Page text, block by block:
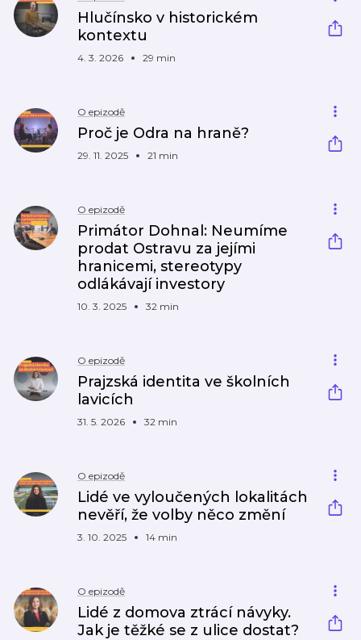
Hlučínsko v historickém
kontextu
4. 3. 2026 29 min
O epizodě
Proč je Odra na hraně?
29. 11. 2025 21 min
O epizodě
Primátor Dohnal: Neumíme
prodat Ostravu za jejími
hranicemi, stereotypy
odlákávají investory
10. 3. 2025 32 min
O epizodě
Prajzská identita ve školních
lavicích
31. 5. 2026 32 min
O epizodě
Lidé ve vyloučených lokalitách
nevěří, že volby něco změní
3. 10. 2025 14 min
O epizodě
Lidé z domova ztrácí návyky.
Jak je těžké se z ulice dostat?